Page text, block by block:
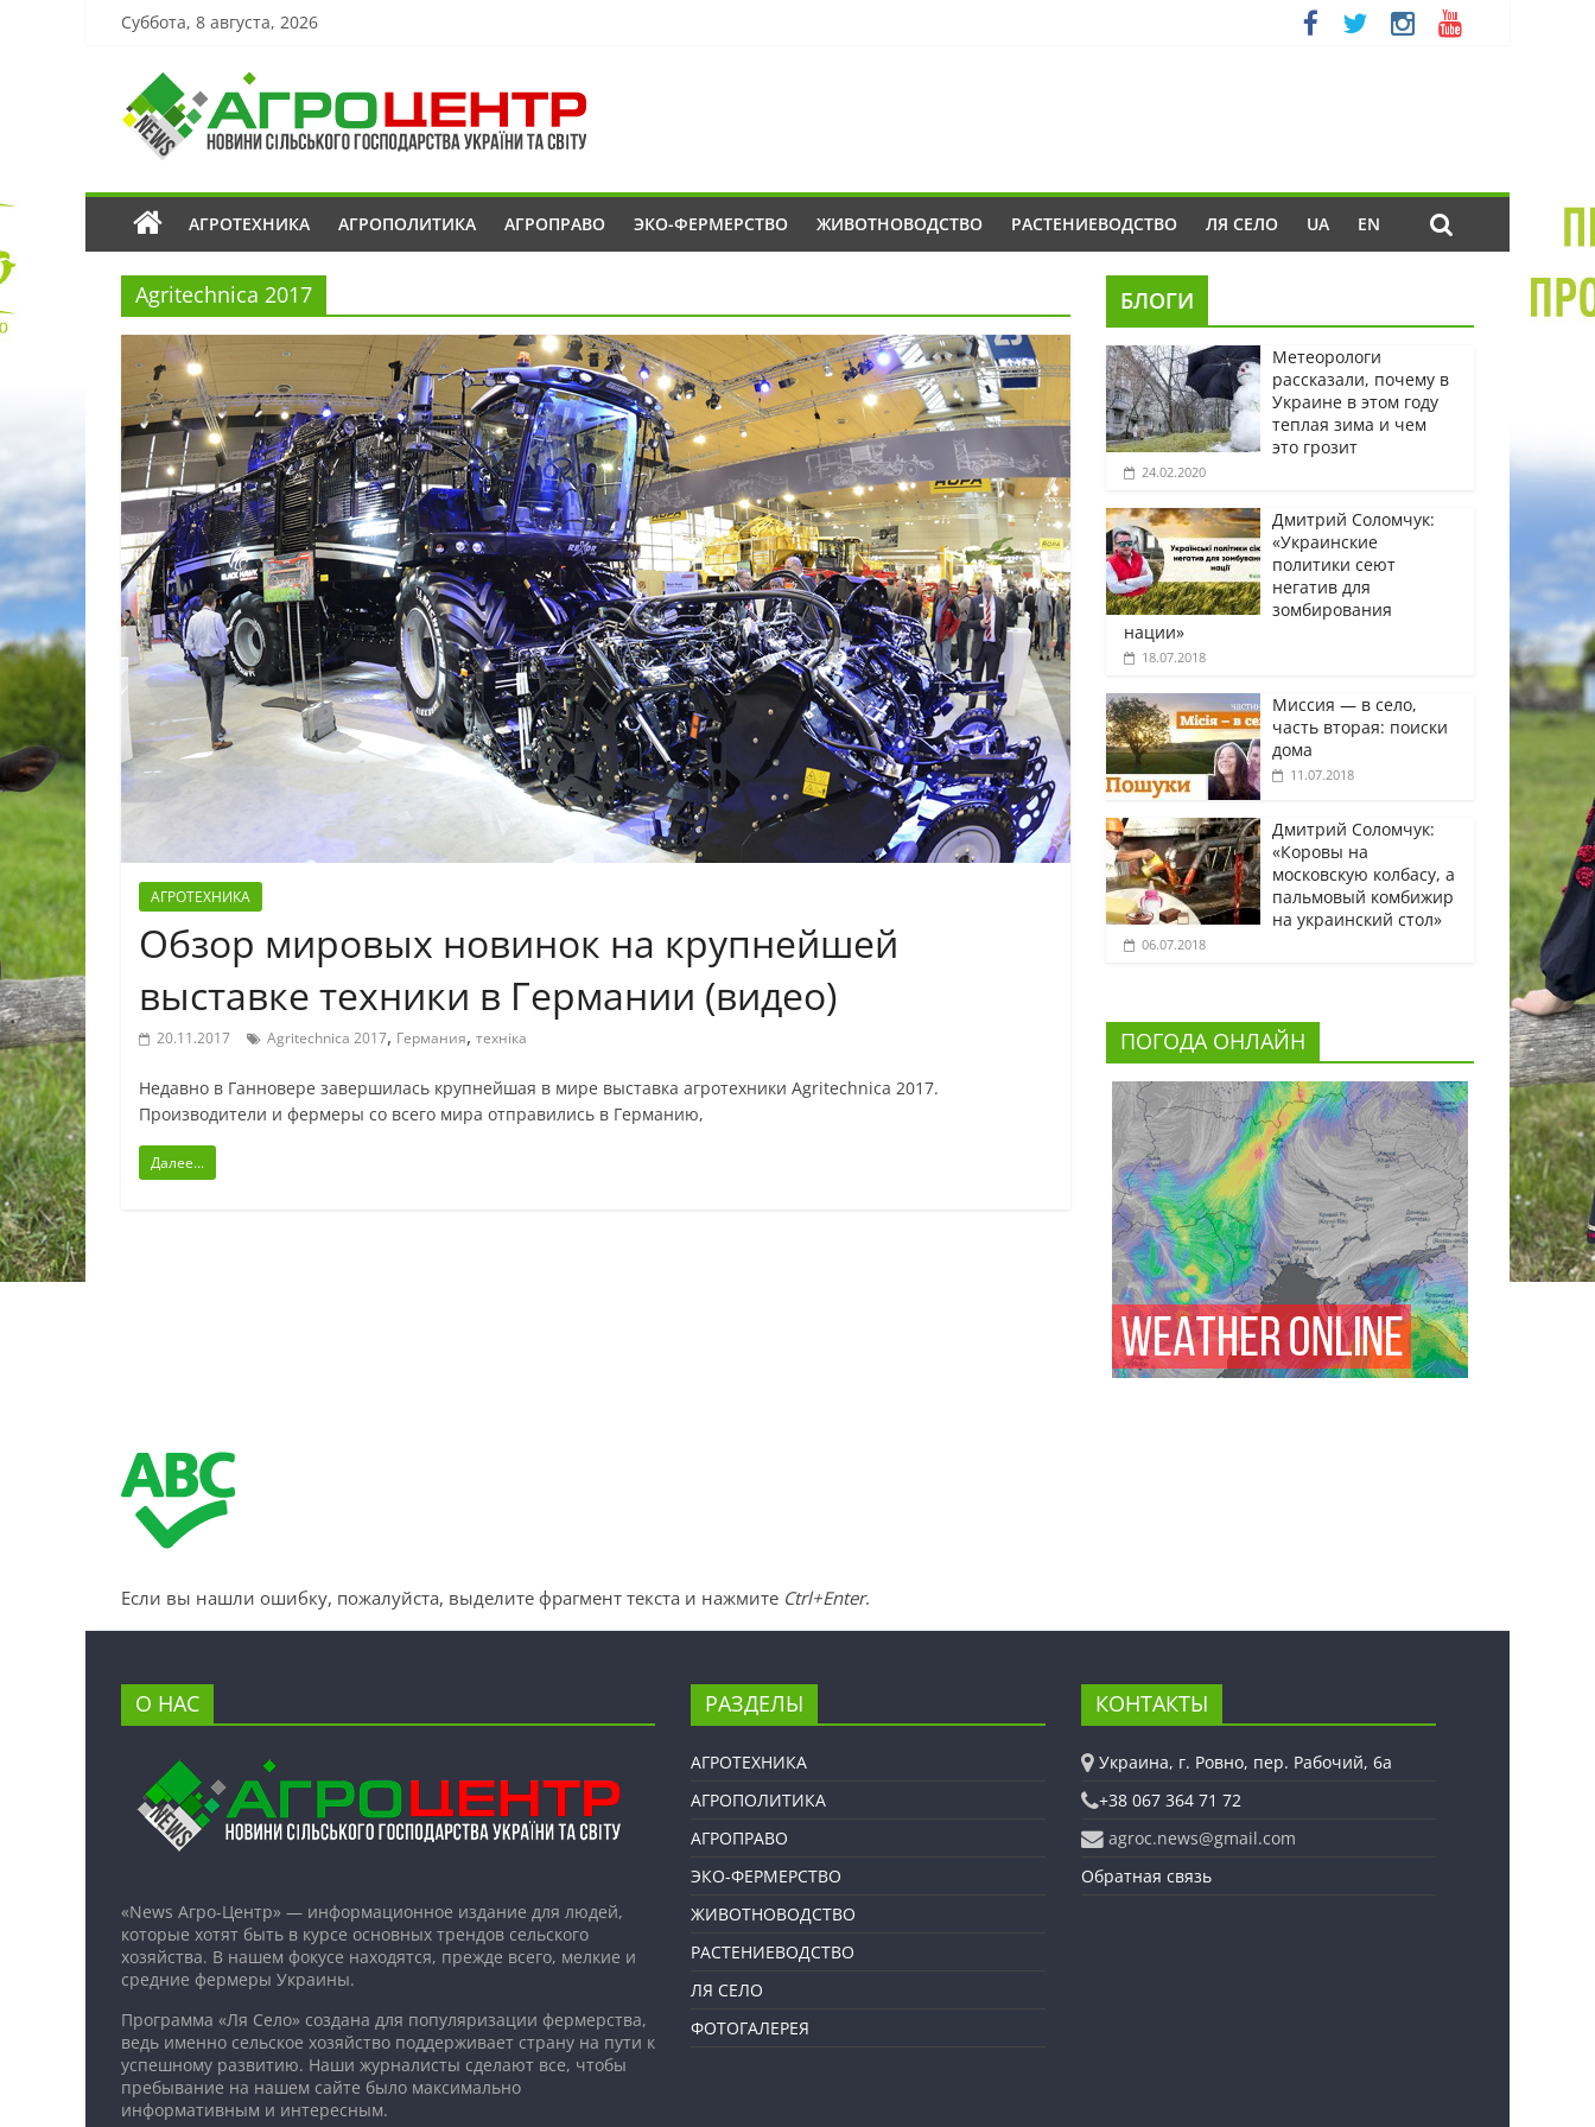
Суббота, 8 августа, 2026
АГРОТЕХНИКА АГРОПОЛИТИКА АГРОПРАВО ЭКО-ФЕРМЕРСТВО ЖИВОТНОВОДСТВО РАСТЕНИЕВОДСТВО ЛЯ СЕЛО UA EN
Agritechnica 2017
АГРОТЕХНИКА
Обзор мировых новинок на крупнейшей
выставке техники в Германии (видео)
20.11.2017 Agritechnica 2017, Германия, техніка
Недавно в Ганновере завершилась крупнейшая в мире выставка агротехники Agritechnica 2017.
Производители и фермеры со всего мира отправились в Германию,
Далее...
БЛОГИ
Метеорологи
рассказали, почему в
Украине в этом году
теплая зима и чем
это грозит
24.02.2020
Дмитрий Соломчук:
«Украинские
политики сеют
негатив для
зомбирования
нации»
18.07.2018
Миссия — в село,
часть вторая: поиски
дома
11.07.2018
Дмитрий Соломчук:
«Коровы на
московскую колбасу, а
пальмовый комбижир
на украинский стол»
06.07.2018
ПОГОДА ОНЛАЙН
Если вы нашли ошибку, пожалуйста, выделите фрагмент текста и нажмите Ctrl+Enter.
О НАС
«News Агро-Центр» — информационное издание для людей,
которые хотят быть в курсе основных трендов сельского
хозяйства. В нашем фокусе находятся, прежде всего, мелкие и
средние фермеры Украины.
Программа «Ля Село» создана для популяризации фермерства,
ведь именно сельское хозяйство поддерживает страну на пути к
успешному развитию. Наши журналисты сделают все, чтобы
пребывание на нашем сайте было максимально
информативным и интересным.
РАЗДЕЛЫ
АГРОТЕХНИКА
АГРОПОЛИТИКА
АГРОПРАВО
ЭКО-ФЕРМЕРСТВО
ЖИВОТНОВОДСТВО
РАСТЕНИЕВОДСТВО
ЛЯ СЕЛО
ФОТОГАЛЕРЕЯ
КОНТАКТЫ
Украина, г. Ровно, пер. Рабочий, 6а
+38 067 364 71 72
agroc.news@gmail.com
Обратная связь